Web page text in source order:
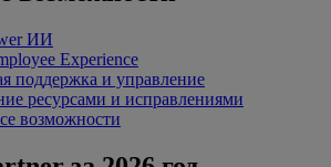
ИИ
Experience
поддержка и управление
ресурсами и исправлениями
возможности